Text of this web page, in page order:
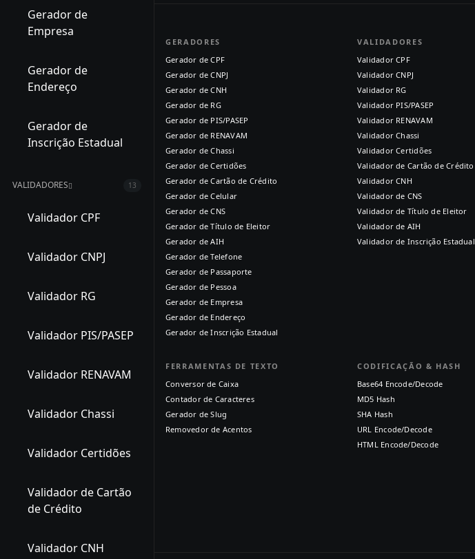
Gerador de
Empresa
Gerador de
Endereço
Gerador de
Inscrição Estadual
VALIDADORES 13
Validador CPF
Validador CNPJ
Validador RG
Validador PIS/PASEP
Validador RENAVAM
Validador Chassi
Validador Certidões
Validador de Cartão
de Crédito
Validador CNH
GERADORES
Gerador de CPF
Gerador de CNPJ
Gerador de CNH
Gerador de RG
Gerador de PIS/PASEP
Gerador de RENAVAM
Gerador de Chassi
Gerador de Certidões
Gerador de Cartão de Crédito
Gerador de Celular
Gerador de CNS
Gerador de Título de Eleitor
Gerador de AIH
Gerador de Telefone
Gerador de Passaporte
Gerador de Pessoa
Gerador de Empresa
Gerador de Endereço
Gerador de Inscrição Estadual
VALIDADORES
Validador CPF
Validador CNPJ
Validador RG
Validador PIS/PASEP
Validador RENAVAM
Validador Chassi
Validador Certidões
Validador de Cartão de Crédito
Validador CNH
Validador de CNS
Validador de Título de Eleitor
Validador de AIH
Validador de Inscrição Estadual
FERRAMENTAS DE TEXTO
Conversor de Caixa
Contador de Caracteres
Gerador de Slug
Removedor de Acentos
CODIFICAÇÃO & HASH
Base64 Encode/Decode
MD5 Hash
SHA Hash
URL Encode/Decode
HTML Encode/Decode